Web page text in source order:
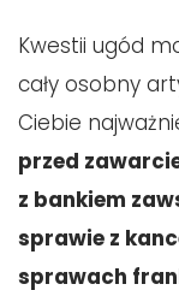
Kwestii ugód
cały osobny
Ciebie
przed
z bankiem
sprawie z
sprawach